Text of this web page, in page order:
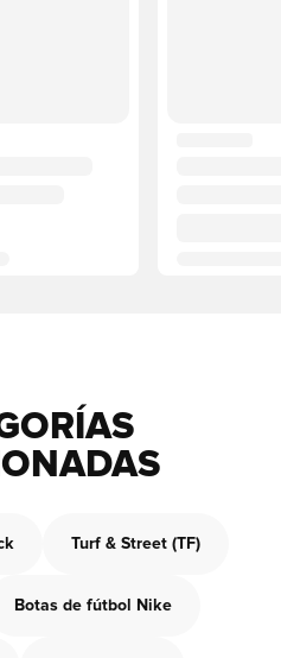
Turf & Street (TF)
Botas de fútbol Nike